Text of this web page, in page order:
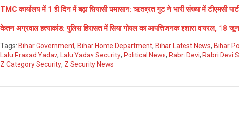
TMC कार्यालय में 1 ही दिन में बढ़ा सियासी घमासान: ऋतब्रत गुट ने भारी संख्या में टीएमसी
केतन अग्रवाल हत्याकांड: पुलिस हिरासत में सिया गोयल का आपत्तिजनक इशारा वायरल, 18
Tags: Bihar Government, Bihar Home Department, Bihar Latest News, Bihar
Lalu Prasad Yadav, Lalu Yadav Security, Political News, Rabri Devi, Rabri Devi
Z Category Security, Z Security News